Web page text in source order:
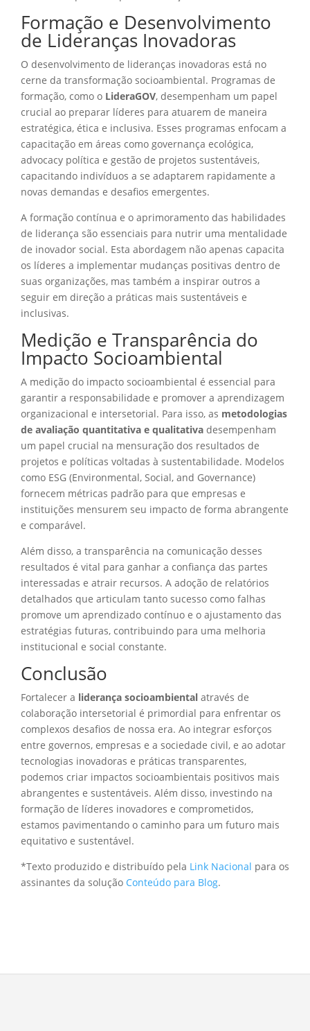
Formação e Desenvolvimento
de Lideranças Inovadoras
O desenvolvimento de lideranças inovadoras está no
cerne da transformação socioambiental. Programas de
formação, como o LideraGOV, desempenham um papel
crucial ao preparar líderes para atuarem de maneira
estratégica, ética e inclusiva. Esses programas enfocam a
capacitação em áreas como governança ecológica,
advocacy política e gestão de projetos sustentáveis,
capacitando indivíduos a se adaptarem rapidamente a
novas demandas e desafios emergentes.
A formação contínua e o aprimoramento das habilidades
de liderança são essenciais para nutrir uma mentalidade
de inovador social. Esta abordagem não apenas capacita
os líderes a implementar mudanças positivas dentro de
suas organizações, mas também a inspirar outros a
seguir em direção a práticas mais sustentáveis e
inclusivas.
Medição e Transparência do
Impacto Socioambiental
A medição do impacto socioambiental é essencial para
garantir a responsabilidade e promover a aprendizagem
organizacional e intersetorial. Para isso, as metodologias
de avaliação quantitativa e qualitativa desempenham
um papel crucial na mensuração dos resultados de
projetos e políticas voltadas à sustentabilidade. Modelos
como ESG (Environmental, Social, and Governance)
fornecem métricas padrão para que empresas e
instituições mensurem seu impacto de forma abrangente
e comparável.
Além disso, a transparência na comunicação desses
resultados é vital para ganhar a confiança das partes
interessadas e atrair recursos. A adoção de relatórios
detalhados que articulam tanto sucesso como falhas
promove um aprendizado contínuo e o ajustamento das
estratégias futuras, contribuindo para uma melhoria
institucional e social constante.
Conclusão
Fortalecer a liderança socioambiental através de
colaboração intersetorial é primordial para enfrentar os
complexos desafios de nossa era. Ao integrar esforços
entre governos, empresas e a sociedade civil, e ao adotar
tecnologias inovadoras e práticas transparentes,
podemos criar impactos socioambientais positivos mais
abrangentes e sustentáveis. Além disso, investindo na
formação de líderes inovadores e comprometidos,
estamos pavimentando o caminho para um futuro mais
equitativo e sustentável.
*Texto produzido e distribuído pela Link Nacional para os
assinantes da solução Conteúdo para Blog.